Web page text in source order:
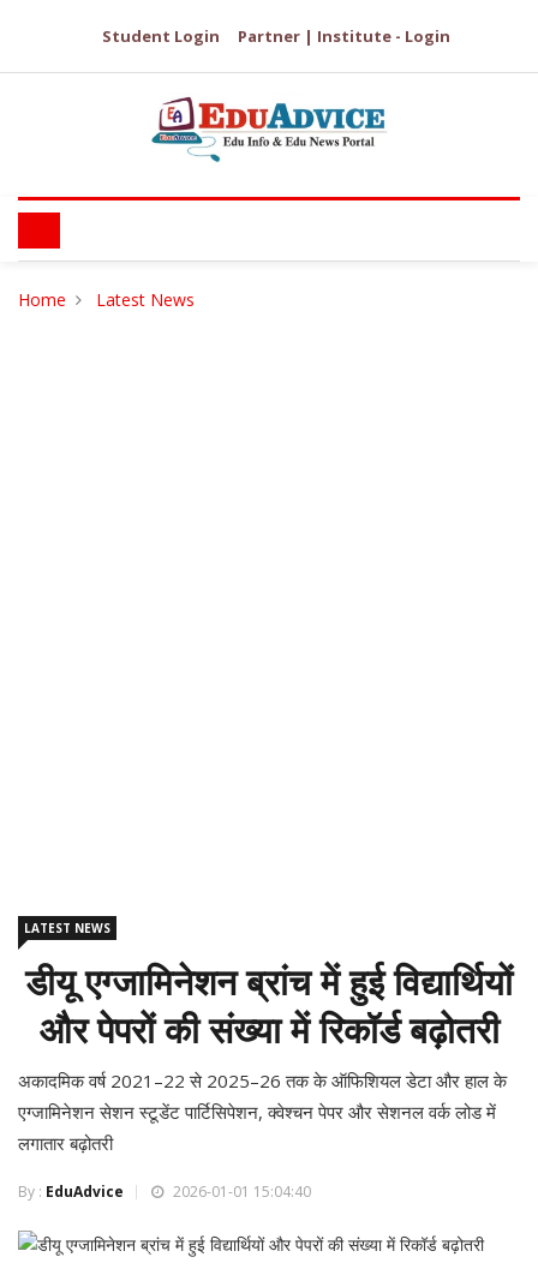
Student Login Partner | Institute - Login
Home Latest News
LATEST NEWS
डीयू एग्जामिनेशन ब्रांच में हुई विद्यार्थियों
और पेपरों की संख्या में रिकॉर्ड बढ़ोतरी
अकादमिक वर्ष 2021–22 से 2025–26 तक के ऑफिशियल डेटा और हाल के
एग्जामिनेशन सेशन स्टूडेंट पार्टिसिपेशन, क्वेश्चन पेपर और सेशनल वर्क लोड में
लगातार बढ़ोतरी
By : EduAdvice 2026-01-01 15:04:40